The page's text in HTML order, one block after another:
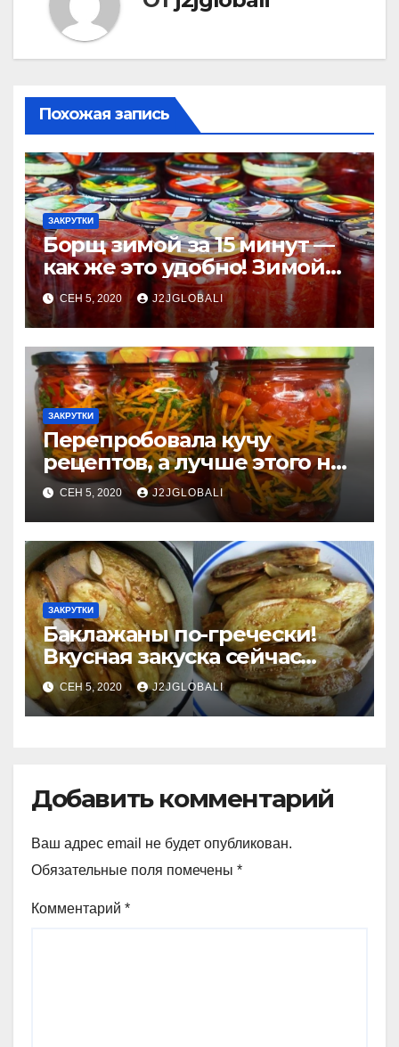
Похожая запись
ЗАКРУТКИ
Борщ зимой за 15 минут —
как же это удобно! Зимой
очень выручает и экономит
время
СЕН 5, 2020 J2JGLOBALI
ЗАКРУТКИ
Перепробовала кучу
рецептов, а лучше этого не
нашла. Вкуснейший
сладкий перец на зиму
СЕН 5, 2020 J2JGLOBALI
ЗАКРУТКИ
Баклажаны по-гречески!
Вкусная закуска сейчас
поесть и на зиму
СЕН 5, 2020 J2JGLOBALI
Добавить комментарий
Ваш адрес email не будет опубликован.
Обязательные поля помечены *
Комментарий *